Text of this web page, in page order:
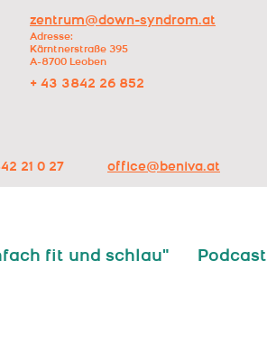
+ 43 3842 26 852
zentrum@down-syndrom.at
Adresse:
Kärntnerstraße 395
A-8700 Leoben
21 0 27 office@beniva.at
fit und schlau" Podcast